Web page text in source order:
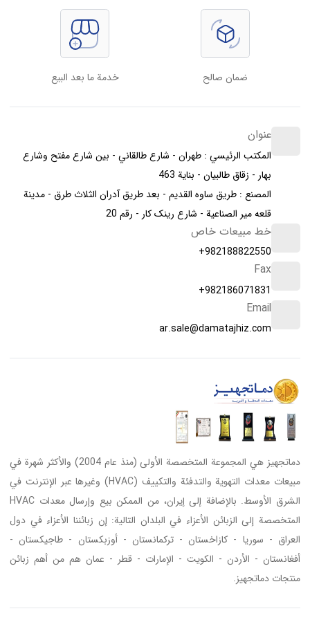
ضمان صالح خدمة ما بعد البيع
عنوان
المكتب الرئيسي : طهران - شارع طالقاني - بين شارع مفتح وشارع
بهار - زقاق طالبیان - بناية 463
المصنع : طريق ساوه القديم - بعد طريق آدران الثلاث طرق - مدينة
قلعه مير الصناعية - شارع رینک کار - رقم 20
خط مبيعات خاص
+982188822550
Fax
+982186071831
Email
ar.sale@damatajhiz.com
دماتجهيز هي المجموعة المتخصصة الأولى (منذ عام 2004) والأكثر شهرة في
مبيعات معدات التهوية والتدفئة والتكييف (HVAC) وغيرها عبر الإنترنت في
الشرق الأوسط. بالإضافة إلى إيران، من الممكن بيع وإرسال معدات HVAC
المتخصصة إلى الزبائن الأعزاء في البلدان التالية: إن زبائننا الأعزاء في دول
العراق - سوريا - كازاخستان - تركمانستان - أوزبكستان - طاجيكستان -
أفغانستان - الأردن - الكويت - الإمارات - قطر - عمان هم من أهم زبائن
منتجات دماتجهيز.